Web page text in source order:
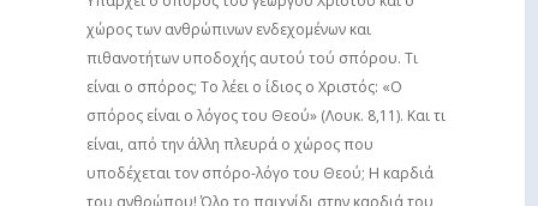
χώρος των ανθρώπινων ενδεχομένων και
πιθανοτήτων υποδοχής αυτού τού σπόρου. Τι
είναι ο σπόρος; Το λέει ο ίδιος ο Χριστός: «Ο
σπόρος είναι ο λόγος του Θεού» (Λουκ. 8,11). Και τι
είναι, από την άλλη πλευρά ο χώρος που
υποδέχεται τον σπόρο-λόγο του Θεού; Η καρδιά